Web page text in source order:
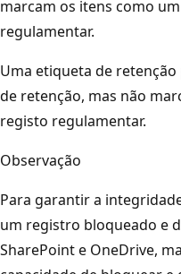
marcam os itens como
regulamentar.
Uma etiqueta de
de retenção, mas não
registo regulamentar.
Observação
Para garantir a
um registro bloqueado e
SharePoint e OneDrive,